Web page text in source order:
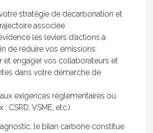
stratégie de décarbonation et
associée
les leviers d’actions à
de réduire vos émissions
et engager vos collaborateurs et
dans votre démarche de
exigences réglementaires ou
CSRD, VSME, etc.)
le bilan carbone constitue